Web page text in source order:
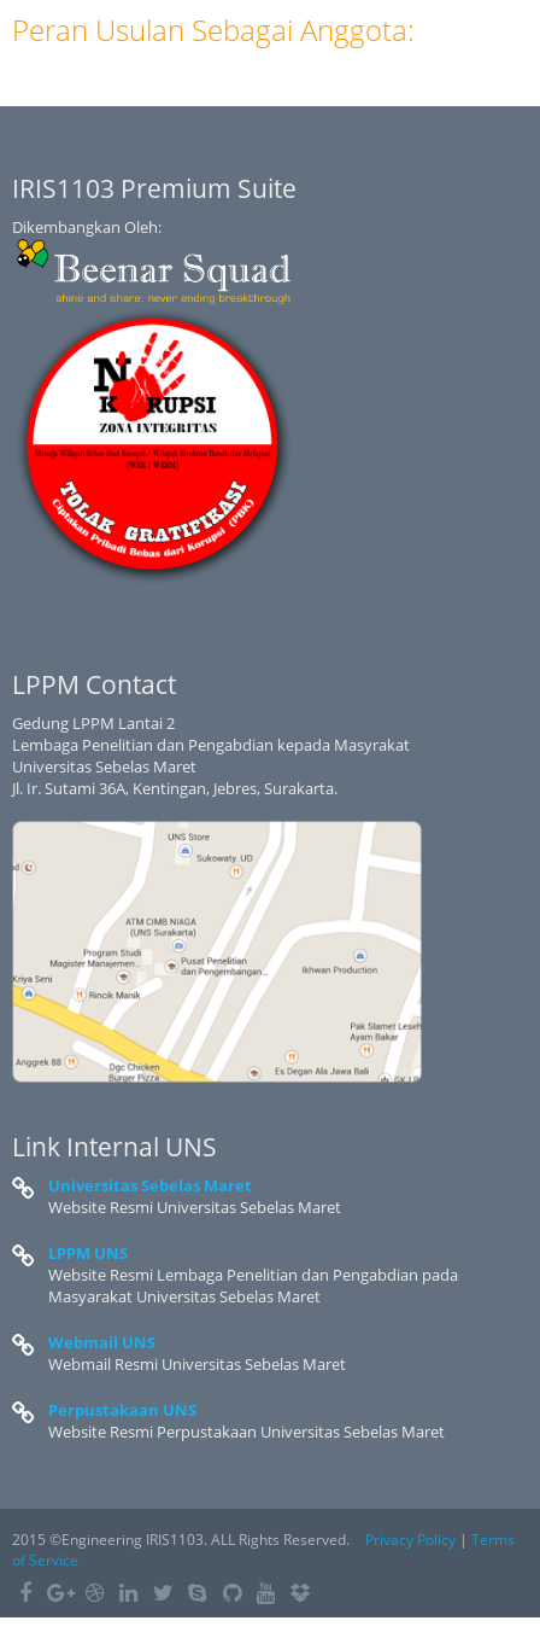
Peran Usulan Sebagai Anggota:
IRIS1103 Premium Suite
Dikembangkan Oleh:
LPPM Contact
Gedung LPPM Lantai 2
Lembaga Penelitian dan Pengabdian kepada Masyrakat
Universitas Sebelas Maret
Jl. Ir. Sutami 36A, Kentingan, Jebres, Surakarta.
Link Internal UNS
Universitas Sebelas Maret
Website Resmi Universitas Sebelas Maret
LPPM UNS
Website Resmi Lembaga Penelitian dan Pengabdian pada
Masyarakat Universitas Sebelas Maret
Webmail UNS
Webmail Resmi Universitas Sebelas Maret
Perpustakaan UNS
Website Resmi Perpustakaan Universitas Sebelas Maret
2015 ©Engineering IRIS1103. ALL Rights Reserved. Privacy Policy | Terms
of Service